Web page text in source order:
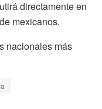
directamente en
mexicanos.
nacionales más